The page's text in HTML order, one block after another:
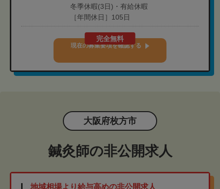
冬季休暇(3日)・有給休暇
［年間休日］105日
完全無料
現在の募集要項を確認する
大阪府枚方市
鍼灸師の非公開求人
地域相場より給与高めの非公開求人